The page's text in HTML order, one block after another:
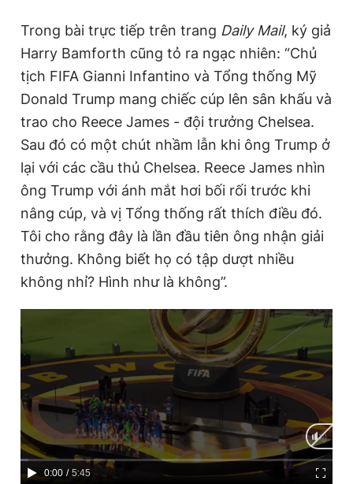
Trong bài trực tiếp trên trang Daily Mail, ký giả
Harry Bamforth cũng tỏ ra ngạc nhiên: “Chủ
tịch FIFA Gianni Infantino và Tổng thống Mỹ
Donald Trump mang chiếc cúp lên sân khấu và
trao cho Reece James - đội trưởng Chelsea.
Sau đó có một chút nhầm lẫn khi ông Trump ở
lại với các cầu thủ Chelsea. Reece James nhìn
ông Trump với ánh mắt hơi bối rối trước khi
nâng cúp, và vị Tổng thống rất thích điều đó.
Tôi cho rằng đây là lần đầu tiên ông nhận giải
thưởng. Không biết họ có tập dượt nhiều
không nhỉ? Hình như là không”.
C
0:00 / D
5:45